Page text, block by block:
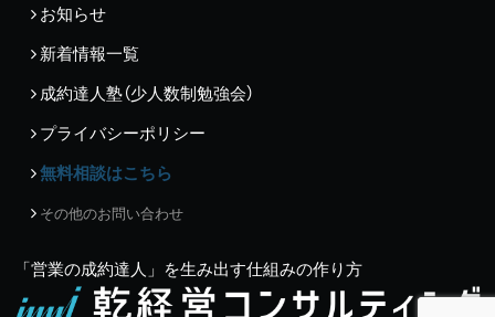
お知らせ
新着情報一覧
成約達人塾（少人数制勉強会）
プライバシーポリシー
無料相談はこちら
その他のお問い合わせ
「営業の成約達人」を生み出す仕組みの作り方